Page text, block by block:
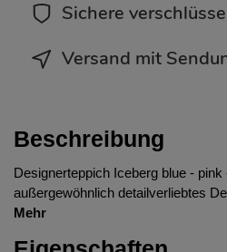
Sichere
Versand mit
Beschreibung
Designerteppich Iceberg blue -
außergewöhnlich detailverliebtes
Mehr